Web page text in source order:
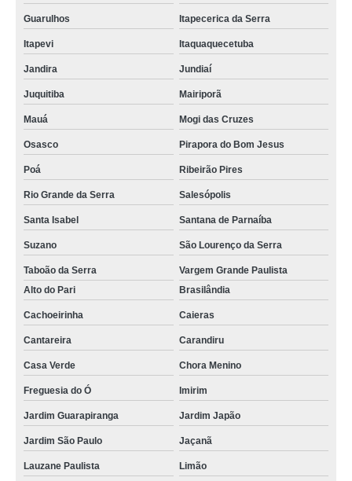
Guarulhos Itapecerica da Serra
Itapevi Itaquaquecetuba
Jandira Jundiaí
Juquitiba Mairiporã
Mauá Mogi das Cruzes
Osasco Pirapora do Bom Jesus
Poá Ribeirão Pires
Rio Grande da Serra Salesópolis
Santa Isabel Santana de Parnaíba
Suzano São Lourenço da Serra
Taboão da Serra
Vargem Grande Paulista
Alto do Pari
Brasilândia
Cachoeirinha Caieras
Cantareira Carandiru
Casa Verde Chora Menino
Freguesia do Ó Imirim
Jardim Guarapiranga Jardim Japão
Jardim São Paulo Jaçanã
Lauzane Paulista Limão